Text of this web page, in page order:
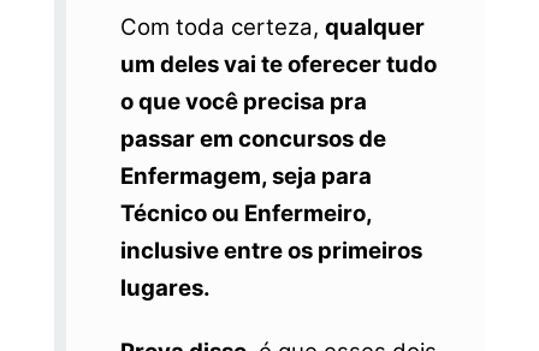
Com toda certeza, qualquer
um deles vai te oferecer tudo
o que você precisa pra
passar em concursos de
Enfermagem, seja para
Técnico ou Enfermeiro,
inclusive entre os primeiros
lugares.